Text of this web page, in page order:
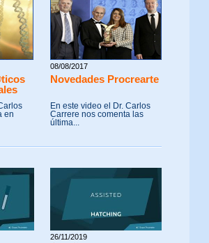
en
08/08/2017
Novedades Procrearte
En este video el Dr. Carlos
Carrere nos comenta las
última...
26/11/2019